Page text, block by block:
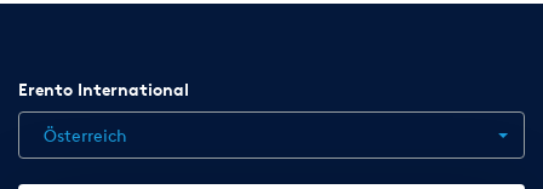
Erento International
Österreich